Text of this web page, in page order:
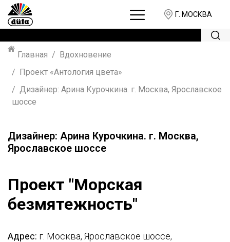
Г. МОСКВА
Главная
Вдохновение
Проект «Антология цвета»
Дизайнер: Арина Курочкина. г. Москва, Ярославское
шоссе
Дизайнер: Арина Курочкина. г. Москва,
Ярославское шоссе
Проект "Морская
безмятежность"
Адрес: г. Москва, Ярославское шоссе,